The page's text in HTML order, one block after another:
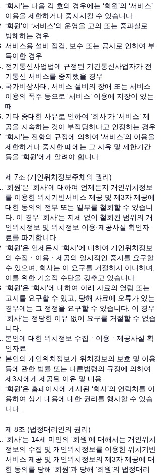
‘회사’는 다음 각 호의 경우에는 ‘회원’의 ‘서비스’
이용을 제한하거나 중지시킬 수 있습니다.
‘회원’이 ‘서비스’의 운영을 고의 또는 중과실로
방해하는 경우
서비스용 설비 점검, 보수 또는 공사로 인하여 부
득이한 경우
전기통신사업법에 규정된 기간통신사업자가 전
기통신 서비스를 중지했을 경우
국가비상사태, 서비스 설비의 장애 또는 서비스
이용의 폭주 등으로 ‘서비스’ 이용에 지장이 있는
때
기타 중대한 사유로 인하여 ‘회사’가 ‘서비스’ 제
공을 지속하는 것이 부적당하다고 인정하는 경우
‘회사’는 전항의 규정에 의하여 ‘서비스’의 이용을
제한하거나 중지한 때에는 그 사유 및 제한기간
등을 ‘회원’에게 알려야 합니다.
제 7조 (개인위치정보주체의 권리)
‘회원’은 ‘회사’에 대하여 언제든지 개인위치정보
를 이용한 위치기반서비스 제공 및 제3자 제공에
대한 동의의 전부 또는 일부를 철회할 수 있습니
다. 이 경우 ‘회사’는 지체 없이 철회된 범위의 개
인위치정보 및 위치정보 이용·제공사실 확인자
료를 파기합니다.
‘회원’은 언제든지 ‘회사’에 대하여 개인위치정보
의 수집ㆍ이용ㆍ제공의 일시적인 중지를 요구할
수 있으며, 회사는 이 요구를 거절하지 아니하며,
이를 위한 기술적 수단을 갖추고 있습니다.
‘회원’은 ‘회사’에 대하여 아래 자료의 열람 또는
고지를 요구할 수 있고, 당해 자료에 오류가 있는
경우에는 그 정정을 요구할 수 있습니다. 이 경우
‘회사’는 정당한 이유 없이 요구를 거절할 수 없습
니다.
본인에 대한 위치정보 수집ㆍ이용ㆍ제공사실 확
인자료
본인의 개인위치정보가 위치정보의 보호 및 이용
등에 관한 법률 또는 다른법령의 규정에 의하여
제3자에게 제공된 이유 및 내용
‘회원’은 홈페이지에 게시된 ‘회사’의 연락처를 이
용하여 상기 내용에 대한 권리를 행사할 수 있습
니다.
제 8조 (법정대리인의 권리)
‘회사’는 14세 미만의 ‘회원’에 대해서는 개인위치
정보의 수집 및 개인위치정보를 이용한 위치기반
서비스 제공 및 개인위치정보의 제3자 제공에 대
한 동의를 당해 ‘회원’과 당해 ‘회원’의 법정대리